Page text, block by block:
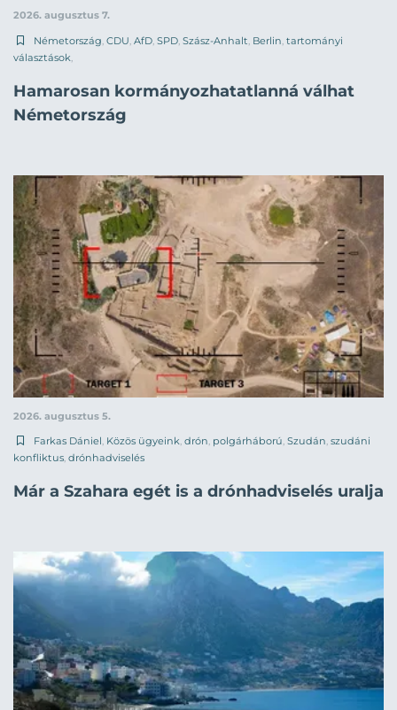
2026. augusztus 7.
Németország CDU AfD SPD Szász-Anhalt Berlin tartományi
választások
Hamarosan kormányozhatatlanná válhat
Németország
2026. augusztus 5.
Farkas Dániel Közös ügyeink drón polgárháború Szudán szudáni
konfliktus drónhadviselés
Már a Szahara egét is a drónhadviselés uralja